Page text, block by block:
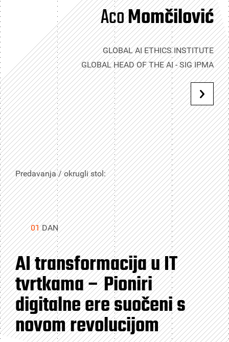
AcoMomčilović
GLOBAL AI ETHICS INSTITUTE
GLOBAL HEAD OF THE AI - SIG IPMA
Predavanja / okrugli stol:
01DAN
AI transformacija u IT
tvrtkama – Pioniri
digitalne ere suočeni s
novom revolucijom